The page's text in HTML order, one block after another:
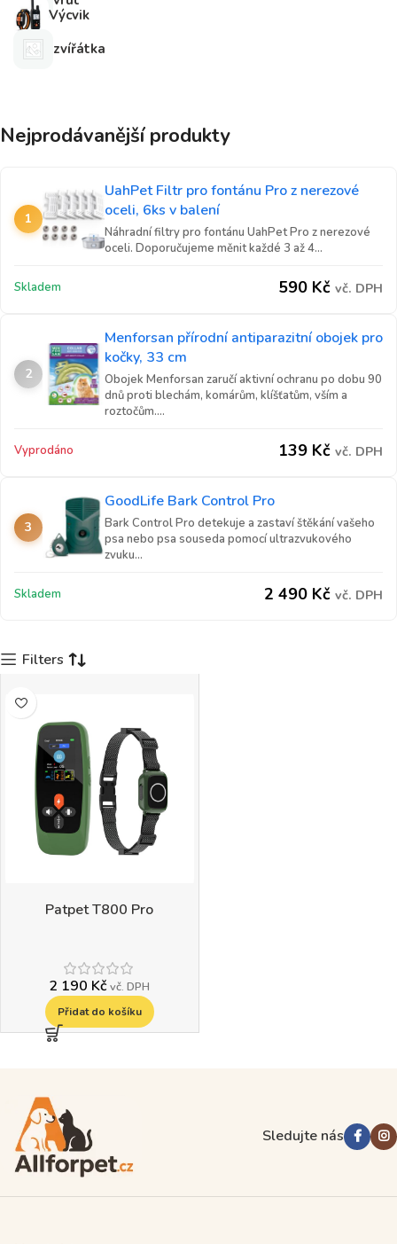
Výcvik
zvířátka
Nejprodávanější produkty
1
UahPet Filtr pro fontánu Pro z nerezové
oceli, 6ks v balení
Náhradní filtry pro fontánu UahPet Pro z nerezové
oceli. Doporučujeme měnit každé 3 až 4...
Skladem 590 Kč vč. DPH
2
Menforsan přírodní antiparazitní obojek pro
kočky, 33 cm
Obojek Menforsan zaručí aktivní ochranu po dobu 90
dnů proti blechám, komárům, klíšťatům, vším a
roztočům....
Vyprodáno 139 Kč vč. DPH
3
GoodLife Bark Control Pro
Bark Control Pro detekuje a zastaví štěkání vašeho
psa nebo psa souseda pomocí ultrazvukového
zvuku...
Skladem 2 490 Kč vč. DPH
Filters
Patpet T800 Pro
2 190 Kč vč. DPH
Přidat do košíku
Sledujte nás